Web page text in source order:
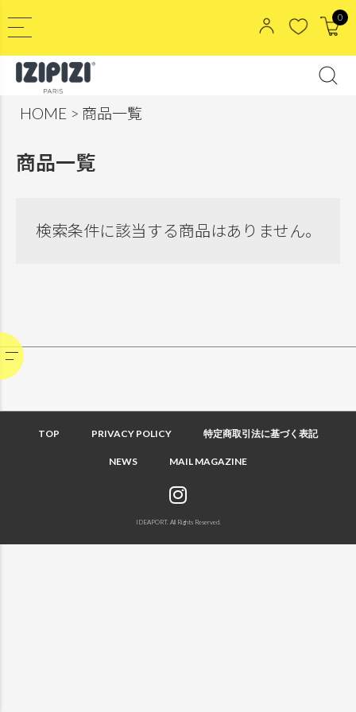
0
HOME 商品一覧
商品一覧
検索条件に該当する商品はありません。
TOP PRIVACY POLICY 特定商取引法に基づく表記
NEWS MAIL MAGAZINE
IDEAPORT. All Rights Reserved.